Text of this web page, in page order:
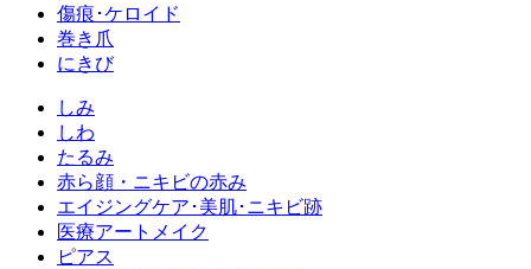
傷痕･ケロイド
巻き爪
にきび
しみ
しわ
たるみ
赤ら顔・ニキビの赤み
エイジングケア･美肌･ニキビ跡
医療アートメイク
ピアス